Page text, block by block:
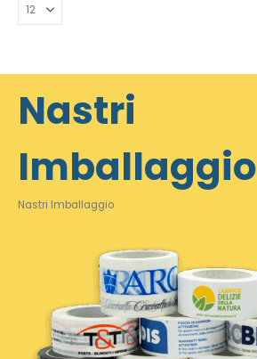
Nastri
Imballaggio
Nastri Imballaggio